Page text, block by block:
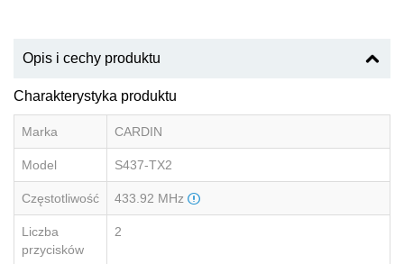
Opis i cechy produktu
Charakterystyka produktu
Marka CARDIN
Model S437-TX2
Częstotliwość 433.92 MHz
Liczba
przycisków
2